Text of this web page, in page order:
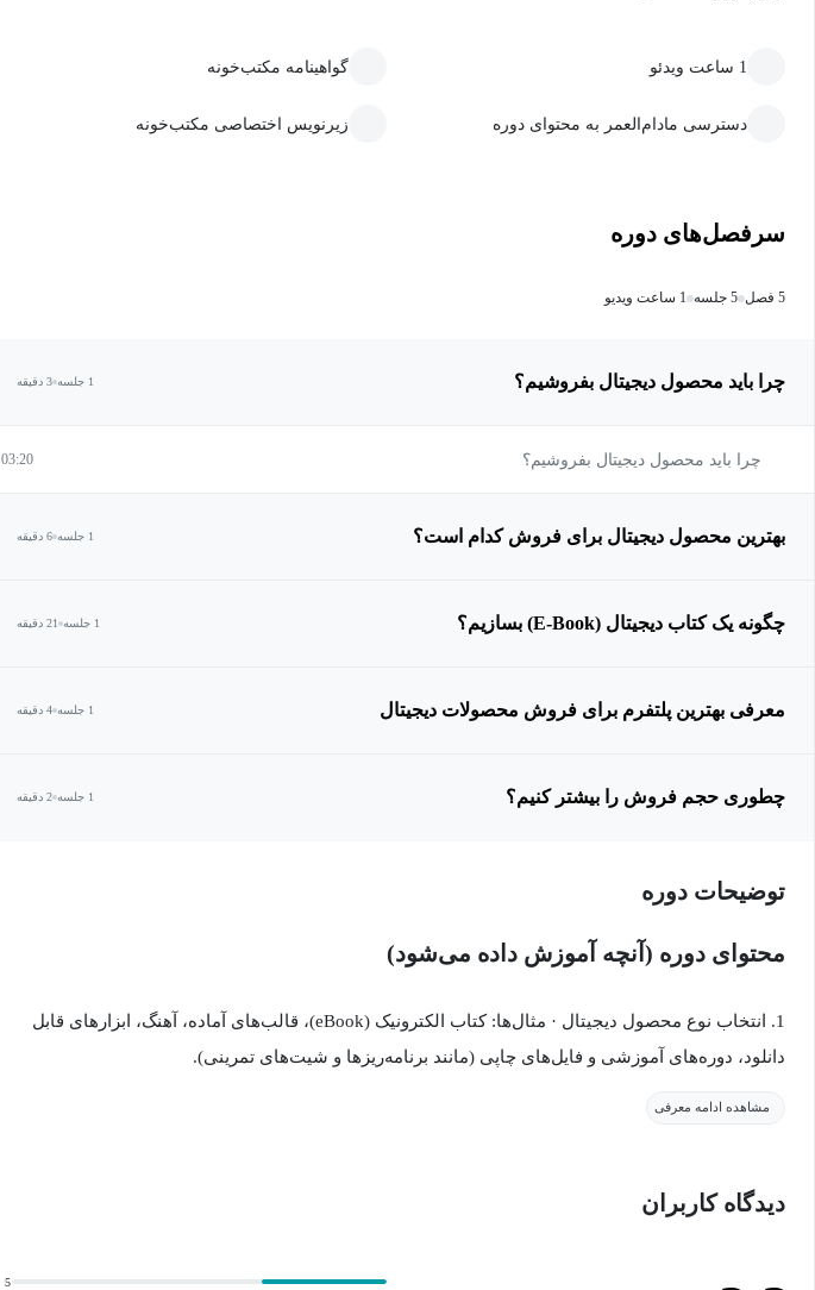
1 ساعت ویدئو گواهینامه مکتب‌خونه
دسترسی مادام‌العمر به محتوای دوره زیرنویس اختصاصی مکتب‌خونه
سرفصل‌های دوره
5 فصل 5 جلسه 1 ساعت ویدیو
چرا باید محصول دیجیتال بفروشیم؟ 1 جلسه 3 دقیقه
چرا باید محصول دیجیتال بفروشیم؟ 03:20
بهترین محصول دیجیتال برای فروش کدام است؟ 1 جلسه 6 دقیقه
چگونه یک کتاب دیجیتال (E-Book) بسازیم؟ 1 جلسه 21 دقیقه
معرفی بهترین پلتفرم برای فروش محصولات دیجیتال 1 جلسه 4 دقیقه
چطوری حجم فروش را بیشتر کنیم؟ 1 جلسه 2 دقیقه
توضیحات دوره
محتوای دوره (آنچه آموزش داده می‌شود)
1. انتخاب نوع محصول دیجیتال · مثال‌ها: کتاب الکترونیک (eBook)، قالب‌های آماده، آهنگ، ابزارهای قابل
دانلود، دوره‌های آموزشی و فایل‌های چاپی (مانند برنامه‌ریزها و شیت‌های تمرینی).
محصولات دیجیتال) یا حتی فروش مستقیم از طریق سایت شخصی
مشاهده ادامه معرفی
دیدگاه کاربران
5